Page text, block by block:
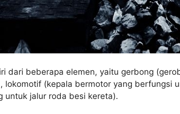
dari beberapa elemen, yaitu gerbong
lokomotif (kepala bermotor yang berfungsi
untuk jalur roda besi kereta).